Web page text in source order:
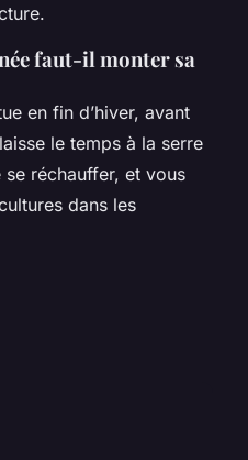
faut-il monter sa
en fin d’hiver, avant
le temps à la serre
réchauffer, et vous
dans les